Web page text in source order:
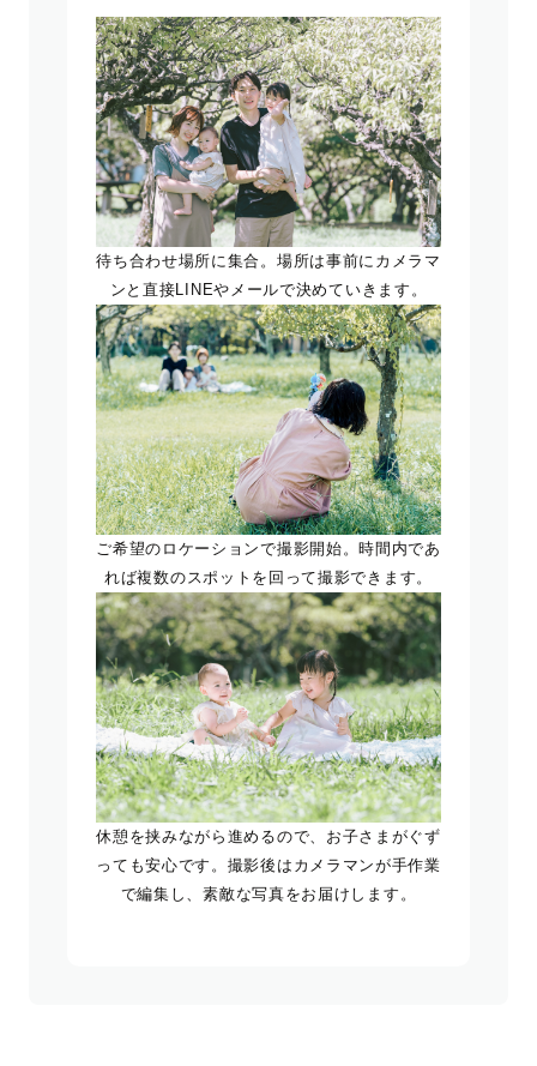
待ち合わせ場所に集合。場所は事前にカメラマ
ンと直接LINEやメールで決めていきます。
ご希望のロケーションで撮影開始。時間内であ
れば複数のスポットを回って撮影できます。
休憩を挟みながら進めるので、お子さまがぐず
っても安心です。撮影後はカメラマンが手作業
で編集し、素敵な写真をお届けします。